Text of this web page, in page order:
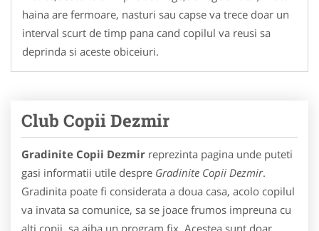
haina are fermoare, nasturi sau capse va trece doar un
interval scurt de timp pana cand copilul va reusi sa
deprinda si aceste obiceiuri.
Club Copii Dezmir
Gradinite Copii Dezmir reprezinta pagina unde puteti
gasi informatii utile despre Gradinite Copii Dezmir.
Gradinita poate fi considerata a doua casa, acolo copilul
va invata sa comunice, sa se joace frumos impreuna cu
alti copii, sa aiba un program fix. Acestea sunt doar